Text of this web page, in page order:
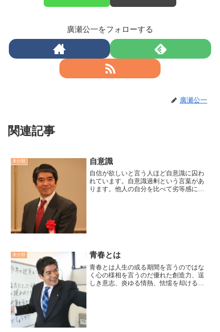
廣瀬公一をフォローする
廣瀬公一
関連記事
未分類 自意識
自信が欲しいと言う人ほど自意識に囚わ
れています。自意識過剰という言葉があ
ります。他人の自分を比べて劣等感にさ
未分類 青春とは
青春とは人生の或る期間を言うのではな
く心の様相を言うのだ優れた創造力、逞
しき意志、炎ゆる情熱、怯懦を却ける勇